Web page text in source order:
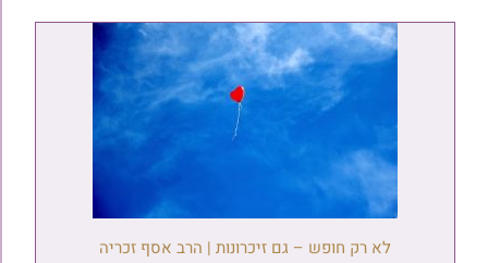
לא רק חופש – גם זיכרונות | הרב אסף זכריה